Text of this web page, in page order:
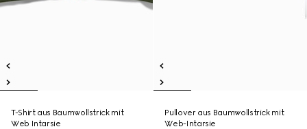
T-Shirt aus Baumwollstrick mit
Web Intarsie
Pullover aus Baumwollstrick mit
Web-Intarsie